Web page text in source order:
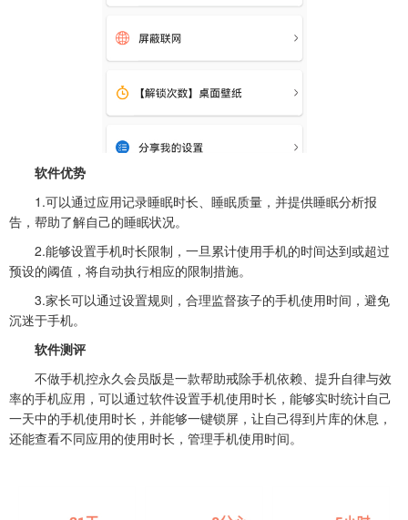
软件优势
1.可以通过应用记录睡眠时长、睡眠质量，并提供睡眠分析报
告，帮助了解自己的睡眠状况。
2.能够设置手机时长限制，一旦累计使用手机的时间达到或超过
预设的阈值，将自动执行相应的限制措施。
3.家长可以通过设置规则，合理监督孩子的手机使用时间，避免
沉迷于手机。
软件测评
不做手机控永久会员版是一款帮助戒除手机依赖、提升自律与效
率的手机应用，可以通过软件设置手机使用时长，能够实时统计自己
一天中的手机使用时长，并能够一键锁屏，让自己得到片库的休息，
还能查看不同应用的使用时长，管理手机使用时间。